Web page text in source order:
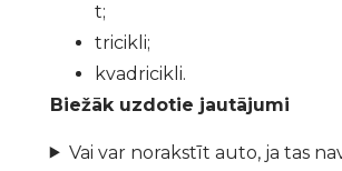
t;
tricikli;
kvadricikli.
Biežāk uzdotie jautājumi
Vai var norakstīt auto, ja tas